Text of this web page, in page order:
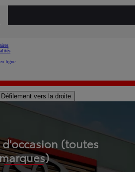
ligne
Défilement vers la droite
(toutes